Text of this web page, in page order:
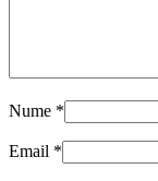
Nume *
Email *